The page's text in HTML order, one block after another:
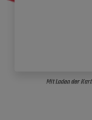
Mit Laden der